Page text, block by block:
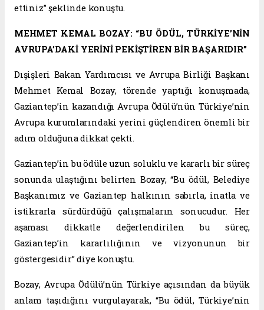
ettiniz” şeklinde konuştu.
MEHMET KEMAL BOZAY: “BU ÖDÜL, TÜRKİYE’NİN
AVRUPA’DAKİ YERİNİ PEKİŞTİREN BİR BAŞARIDIR”
Dışişleri Bakan Yardımcısı ve Avrupa Birliği Başkanı
Mehmet Kemal Bozay, törende yaptığı konuşmada,
Gaziantep’in kazandığı Avrupa Ödülü’nün Türkiye’nin
Avrupa kurumlarındaki yerini güçlendiren önemli bir
adım olduğuna dikkat çekti.
Gaziantep’in bu ödüle uzun soluklu ve kararlı bir süreç
sonunda ulaştığını belirten Bozay, “Bu ödül, Belediye
Başkanımız ve Gaziantep halkının sabırla, inatla ve
istikrarla sürdürdüğü çalışmaların sonucudur. Her
aşaması dikkatle değerlendirilen bu süreç,
Gaziantep’in kararlılığının ve vizyonunun bir
göstergesidir” diye konuştu.
Bozay, Avrupa Ödülü’nün Türkiye açısından da büyük
anlam taşıdığını vurgulayarak, “Bu ödül, Türkiye’nin